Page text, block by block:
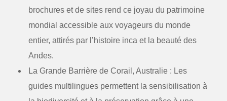
brochures et de sites rend ce joyau du patrimoine
mondial accessible aux voyageurs du monde
entier, attirés par l’histoire inca et la beauté des
Andes.
La Grande Barrière de Corail, Australie : Les
guides multilingues permettent la sensibilisation à